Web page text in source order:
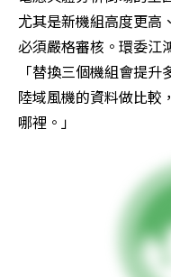
尤其是新機組高度更高
必須嚴格審核。環委江
「替換三個機組會提
陸域風機的資料做比較
哪裡。」